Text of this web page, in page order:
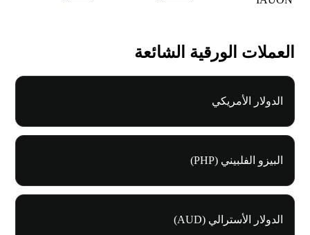
العملات الورقية الشائعة
الدولار الأمريكي
البيزو الفلبيني (PHP)
الدولار الأسترالي (AUD)